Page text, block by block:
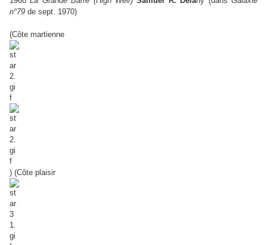
n°79 de sept. 1970)
(Côte martienne
) (Côte plaisir